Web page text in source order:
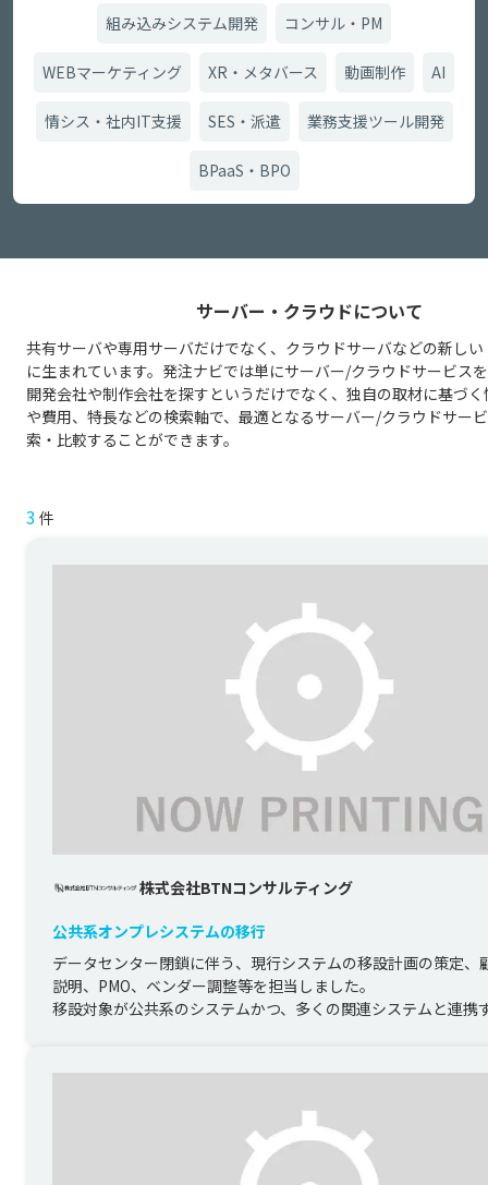
組み込みシステム開発 コンサル・PM
WEBマーケティング XR・メタバース 動画制作 AI
情シス・社内IT支援 SES・派遣 業務支援ツール開発
BPaaS・BPO
サーバー・クラウドについて
共有サーバや専用サーバだけでなく、クラウドサーバなどの新し
に生まれています。発注ナビでは単にサーバー/クラウドサービス
開発会社や制作会社を探すというだけでなく、独自の取材に基づ
や費用、特長などの検索軸で、最適となるサーバー/クラウドサー
索・比較することができます。
3 件
株式会社BTNコンサルティング
公共系オンプレシステムの移行
データセンター閉鎖に伴う、現行システムの移設計画の策定、
説明、PMO、ベンダー調整等を担当しました。
移設対象が公共系のシステムかつ、多くの関連システムと連携